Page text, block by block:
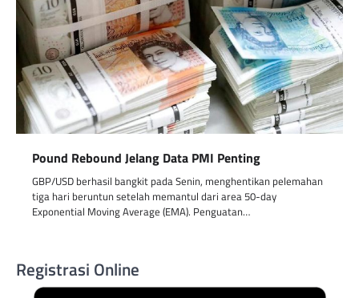
Pound Rebound Jelang Data PMI Penting
GBP/USD berhasil bangkit pada Senin, menghentikan pelemahan
tiga hari beruntun setelah memantul dari area 50-day
Exponential Moving Average (EMA). Penguatan…
Registrasi Online